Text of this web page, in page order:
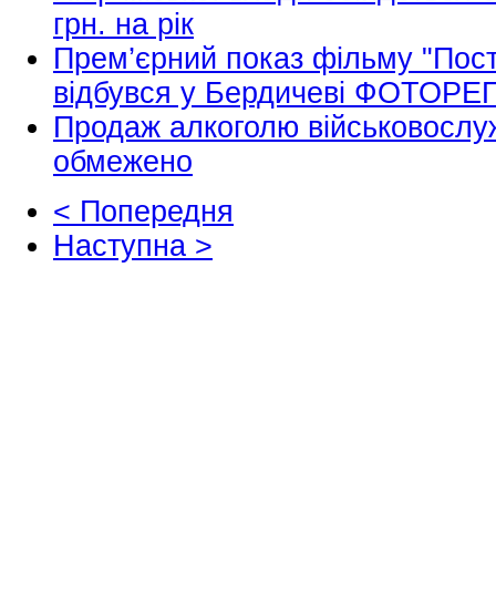
грн. на рік
Прем’єрний показ фільму
відбувся у Бердичеві
Продаж алкоголю
обмежено
< Попередня
Наступна >